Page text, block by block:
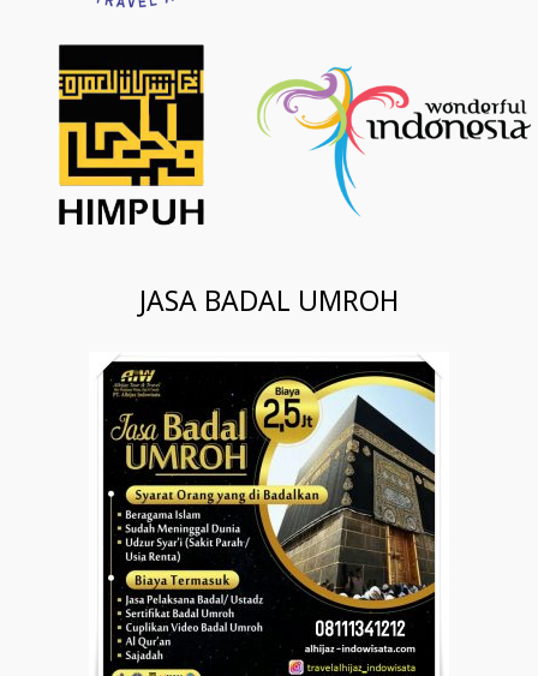
JASA BADAL UMROH